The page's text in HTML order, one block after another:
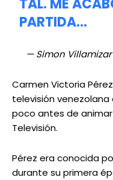
TAL. ME
PARTIDA…
— Simon
Carmen Victoria
televisión
poco antes de
Televisión.
Pérez era conocida
durante su primera